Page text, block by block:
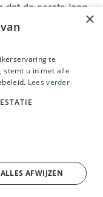
dat de eerste laag
worden met
maken
Gebruik deze bij
het afdichten van
een geschikte
Dalapro Facade.
×
te
stemt u in met alle
Lees verder
ALLES AFWIJZEN